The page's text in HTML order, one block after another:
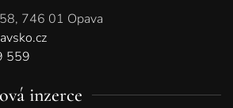
746 01 Opava
559
inzerce